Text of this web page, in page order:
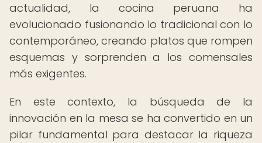
actualidad, la cocina peruana ha
evolucionado fusionando lo tradicional con lo
contemporáneo, creando platos que rompen
esquemas y sorprenden a los comensales
más exigentes.
En este contexto, la búsqueda de la
innovación en la mesa se ha convertido en un
pilar fundamental para destacar la riqueza